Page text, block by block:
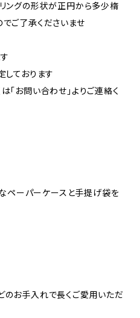
ングの形状が正円から多少楕
ご了承くださいませ
ております
お問い合わせ」よりご連絡く
ペーパーケースと手提げ袋を
お手入れで長くご愛用いただ